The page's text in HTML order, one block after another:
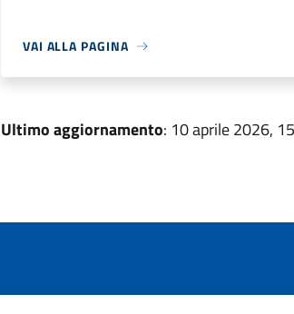
VAI ALLA PAGINA
Ultimo aggiornamento: 10 aprile 2026,